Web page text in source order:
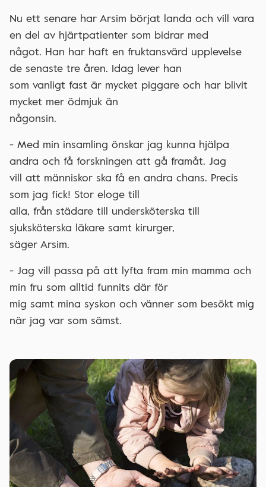
Nu ett senare har Arsim börjat landa och vill vara
en del av hjärtpatienter som bidrar med
något. Han har haft en fruktansvärd upplevelse
de senaste tre åren. Idag lever han
som vanligt fast är mycket piggare och har blivit
mycket mer ödmjuk än
någonsin.
- Med min insamling önskar jag kunna hjälpa
andra och få forskningen att gå framåt. Jag
vill att människor ska få en andra chans. Precis
som jag fick! Stor eloge till
alla, från städare till undersköterska till
sjuksköterska läkare samt kirurger,
säger Arsim.
- Jag vill passa på att lyfta fram min mamma och
min fru som alltid funnits där för
mig samt mina syskon och vänner som besökt mig
när jag var som sämst.